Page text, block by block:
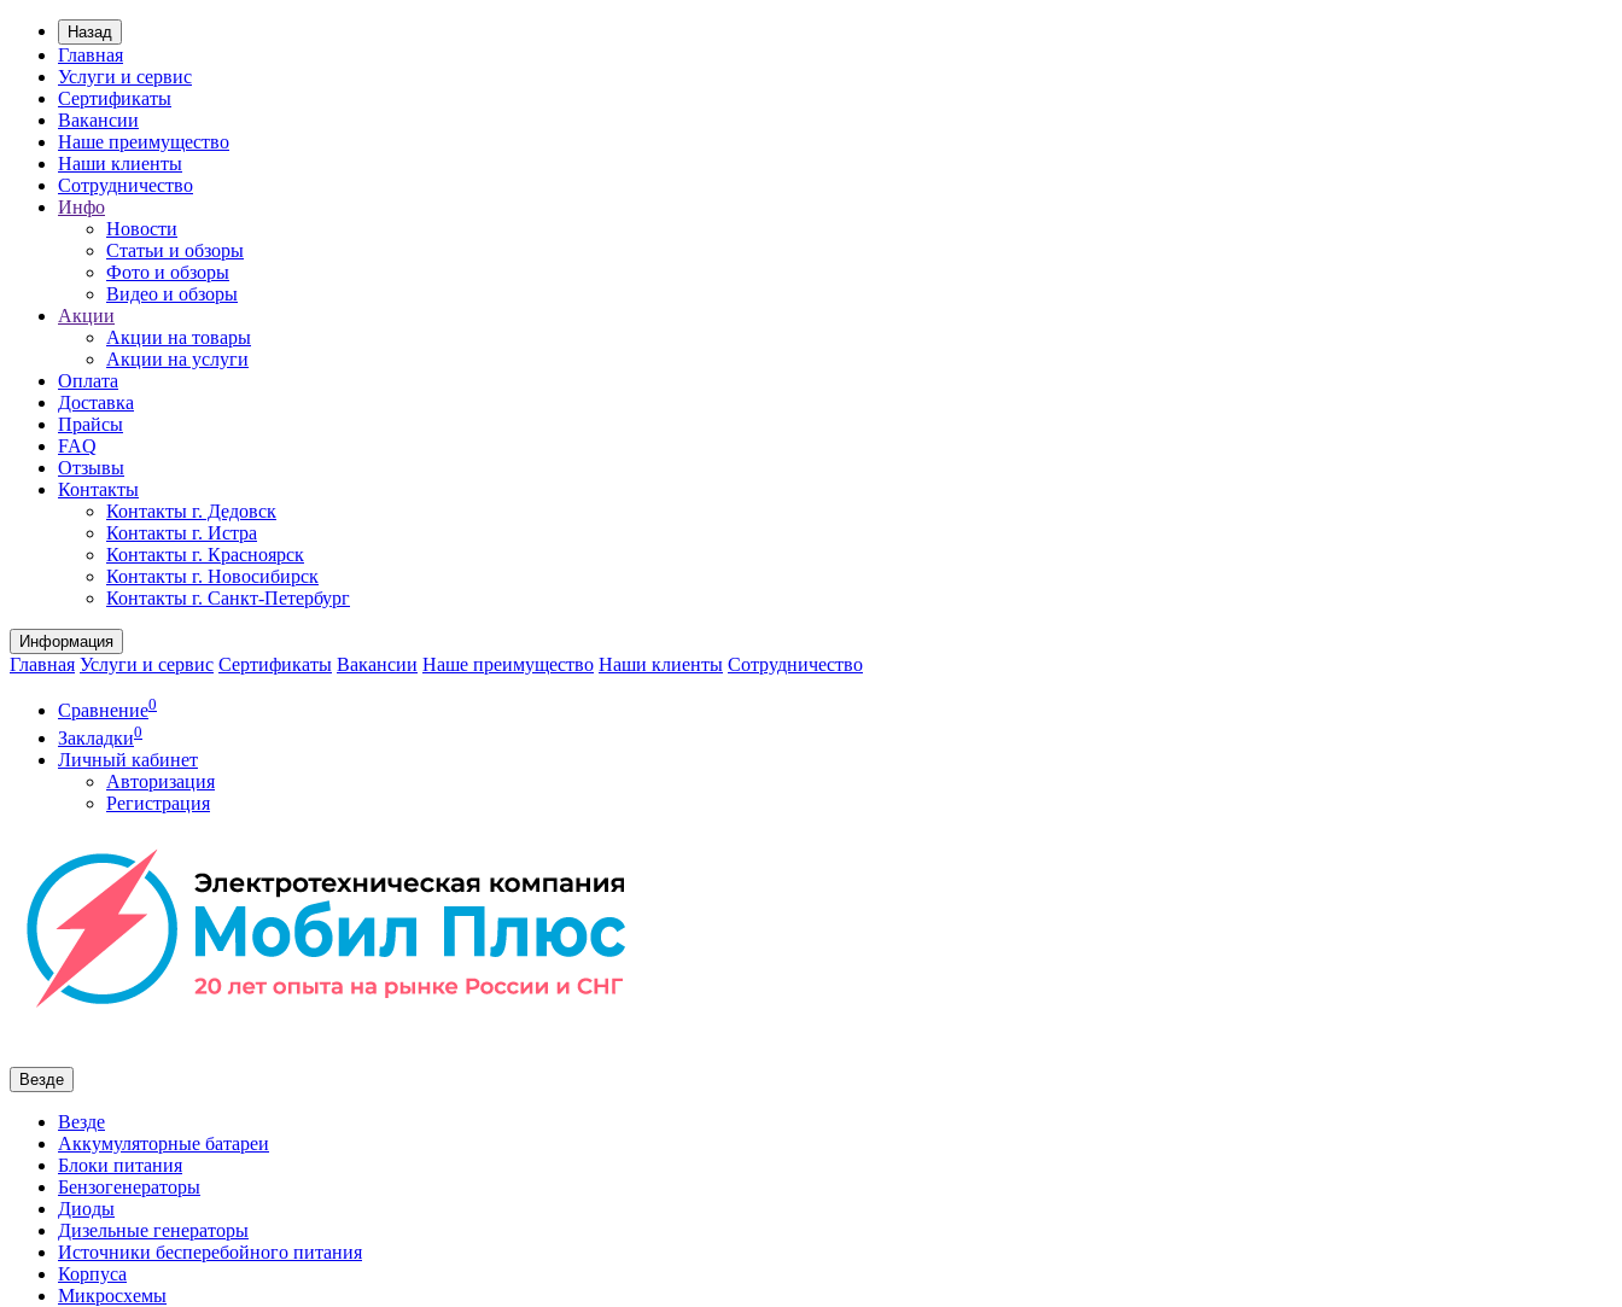
Назад
Главная
Услуги и сервис
Сертификаты
Вакансии
Наше преимущество
Наши клиенты
Сотрудничество
Инфо
Новости
Статьи и обзоры
Фото и обзоры
Видео и обзоры
Акции
Акции на товары
Акции на услуги
Оплата
Доставка
Прайсы
FAQ
Отзывы
Контакты
Контакты г. Дедовск
Контакты г. Истра
Контакты г. Красноярск
Контакты г. Новосибирск
Контакты г. Санкт-Петербург
Информация
Главная Услуги и сервис Сертификаты Вакансии Наше преимущество Наши клиенты Сотрудничество
Сравнение0
Закладки0
Личный кабинет
Авторизация
Регистрация
Везде
Везде
Аккумуляторные батареи
Блоки питания
Бензогенераторы
Диоды
Дизельные генераторы
Источники бесперебойного питания
Корпуса
Микросхемы